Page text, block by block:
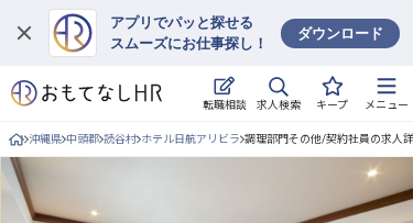
アプリでパッと探せる
スムーズにお仕事探し！
ダウンロード
転職相談 求人検索 キープ メニュー
ログイン
求人・施設を探す
沖縄県 中頭郡 読谷村 ホテル日航アリビラ 調理部門その他/契約社員の求人詳